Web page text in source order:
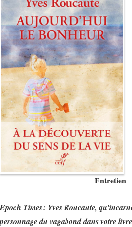
Entretien
Epoch Times : Yves Roucaute,
personnage du vagabond dans votre